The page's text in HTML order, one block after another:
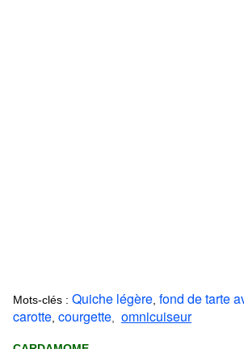
Mots-clés : Quiche légère fond de tarte
carotte courgette omnicuiseur